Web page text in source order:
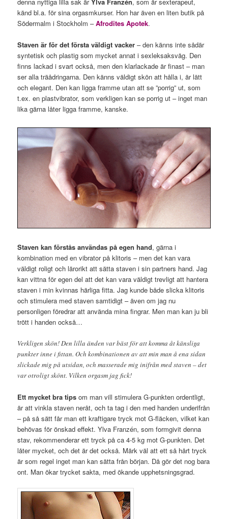
känd bl.a. för sina orgasmkurser. Hon har även en liten butik på
Södermalm i Stockholm –Afrodites Apotek.
Staven är för det första väldigt vacker – den känns inte sådär
syntetisk och plastig som mycket annat i sexleksaksväg. Den
finns lackad i svart också, men den klarlackade är finast – man
ser alla träådringarna. Den känns väldigt skön att hålla i, är lätt
och elegant. Den kan ligga framme utan att se ”porrig” ut, som
t.ex. en plastvibrator, som verkligen kan se porrig ut – inget man
lika gärna låter ligga framme, kanske.
Staven kan förstås användas på egen hand, gärna i
kombination med en vibrator på klitoris – men det kan vara
väldigt roligt och lärorikt att sätta staven i sin partners hand. Jag
kan vittna för egen del att det kan vara väldigt trevligt att hantera
staven i min kvinnas härliga fitta. Jag kunde både slicka klitoris
och stimulera med staven samtidigt – även om jag nu
personligen föredrar att använda mina fingrar. Men man kan ju bli
trött i handen också…
Verkligen skön! Den lilla änden var bäst för att komma åt känsliga
punkter inne i fittan. Och kombinationen av att min man å ena sidan
slickade mig på utsidan, och masserade mig inifrån med staven – det
var otroligt skönt. Vilken orgasm jag fick!
Ett mycket bra tips om man vill stimulera G-punkten ordentligt,
är att vinkla staven neråt, och ta tag i den med handen underifrån
– på så sätt får man ett kraftigare tryck mot G-fläcken, vilket kan
behövas för önskad effekt. Ylva Franzén, som formgivit denna
stav, rekommenderar ett tryck på ca 4-5 kg mot G-punkten. Det
låter mycket, och det är det också. Märk väl att ett så hårt tryck
är som regel inget man kan sätta från början. Då gör det nog bara
ont. Man ökar trycket sakta, med ökande upphetsningsgrad.